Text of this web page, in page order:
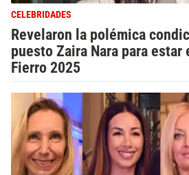
CELEBRIDADES
Revelaron la polémica
puesto Zaira Nara para
Fierro 2025